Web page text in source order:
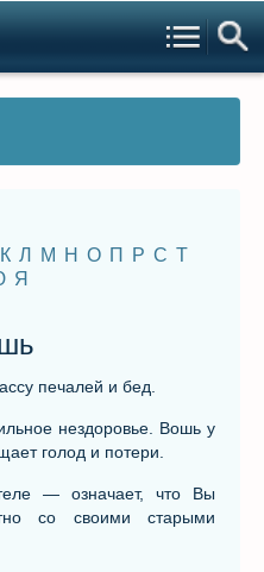
К Л М Н О П Р С Т
Я
печалей и бед.
нездоровье. Вошь у
голод и потери.
— означает, что Вы
со своими старыми